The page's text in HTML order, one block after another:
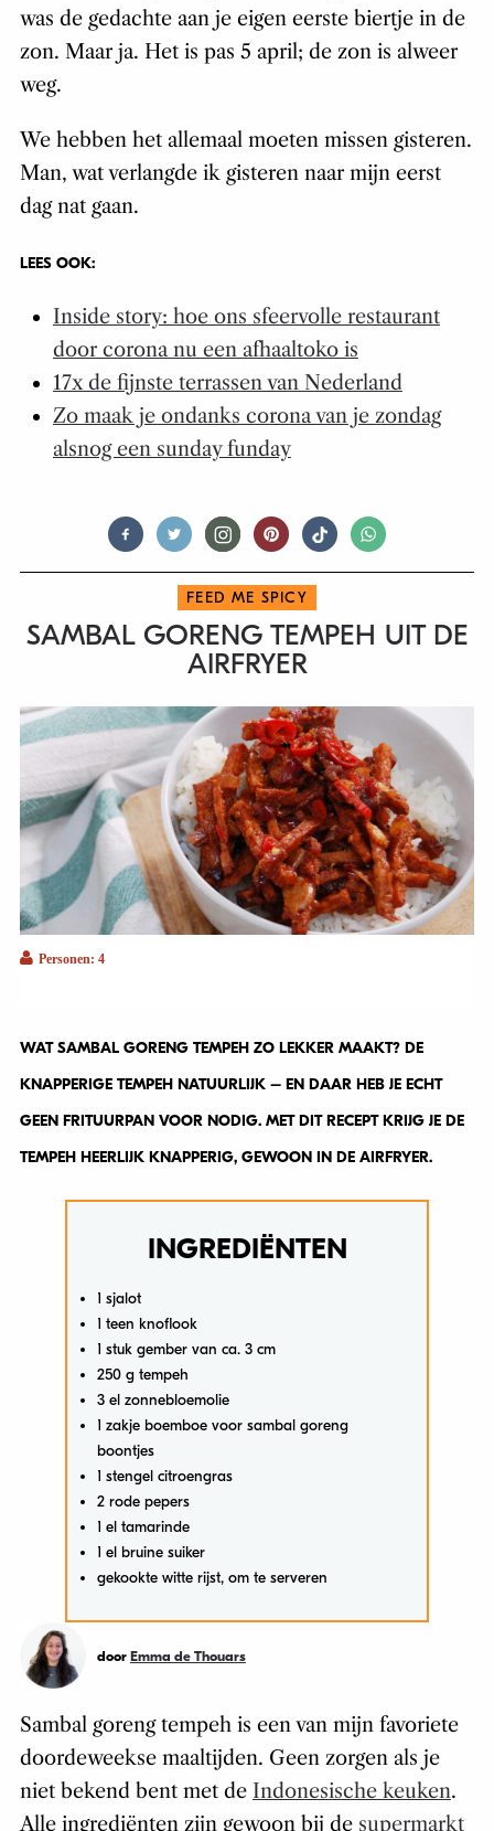
was de gedachte aan je eigen eerste biertje in de
zon. Maar ja. Het is pas 5 april; de zon is alweer
weg.
We hebben het allemaal moeten missen gisteren.
Man, wat verlangde ik gisteren naar mijn eerst
dag nat gaan.
LEES OOK:
Inside story: hoe ons sfeervolle restaurant
door corona nu een afhaaltoko is
17x de fijnste terrassen van Nederland
Zo maak je ondanks corona van je zondag
alsnog een sunday funday
FEED ME SPICY
SAMBAL GORENG TEMPEH UIT DE
AIRFRYER
Personen: 4
WAT SAMBAL GORENG TEMPEH ZO LEKKER MAAKT? DE
KNAPPERIGE TEMPEH NATUURLIJK – EN DAAR HEB JE ECHT
GEEN FRITUURPAN VOOR NODIG. MET DIT RECEPT KRIJG JE DE
TEMPEH HEERLIJK KNAPPERIG, GEWOON IN DE AIRFRYER.
INGREDIËNTEN
1 sjalot
1 teen knoflook
1 stuk gember van ca. 3 cm
250 g tempeh
3 el zonnebloemolie
1 zakje boemboe voor sambal goreng
boontjes
1 stengel citroengras
2 rode pepers
1 el tamarinde
1 el bruine suiker
gekookte witte rijst, om te serveren
door Emma de Thouars
Sambal goreng tempeh is een van mijn favoriete
doordeweekse maaltijden. Geen zorgen als je
niet bekend bent met de Indonesische keuken.
Alle ingrediënten zijn gewoon bij de supermarkt